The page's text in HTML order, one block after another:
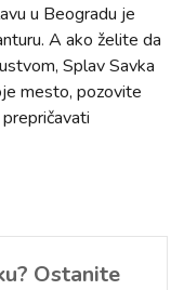
u Beogradu je
A ako želite da
Splav Savka
mesto, pozovite
Ostanite